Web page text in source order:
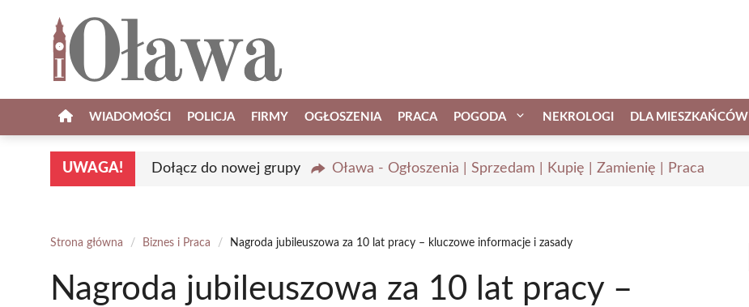
WIADOMOŚCI POLICJA FIRMY OGŁOSZENIA PRACA POGODA NEKROLOGI DLA MIESZKAŃCÓW
UWAGA! Dołącz do nowej grupy Oława - Ogłoszenia | Sprzedam | Kupię | Zamienię | Praca
Strona główna / Biznes i Praca / Nagroda jubileuszowa za 10 lat pracy – kluczowe informacje i zasady
Nagroda jubileuszowa za 10 lat pracy –